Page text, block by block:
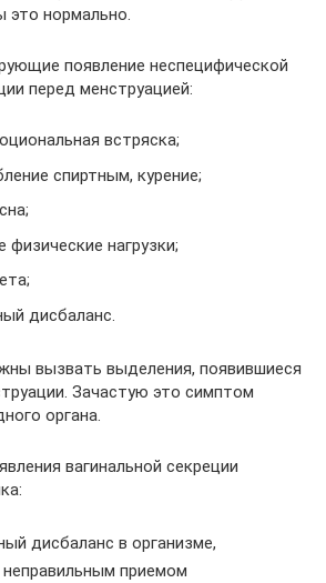
нормально.
появление неспецифической
перед менструацией:
встряска;
спиртным, курение;
физические нагрузки;
дисбаланс.
вызвать выделения, появившиеся
Зачастую это симптом
органа.
вагинальной секреции
дисбаланс в организме,
приемом